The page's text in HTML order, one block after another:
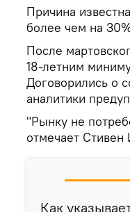
Причина
более чем на
После
18-летним
Договорились о
аналитики
"Рынку не
отмечает Стивен
Как